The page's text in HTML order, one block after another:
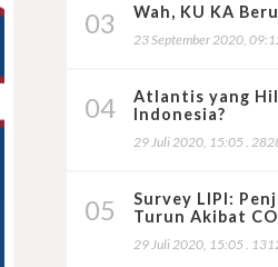
03 Wah, KU KA
23 September 2020,
04
Atlantis yang
Indonesia?
29 Juli 2020, 15:05 .
05
Survey LIPI:
Turun Akibat
29 Juli 2020, 15:05 .